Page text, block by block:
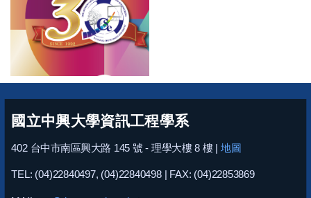
國立中興大學資訊工程學系
402 台中市南區興大路 145 號 - 理學大樓 8 樓 |地圖
TEL: (04)22840497, (04)22840498 | FAX: (04)22853869